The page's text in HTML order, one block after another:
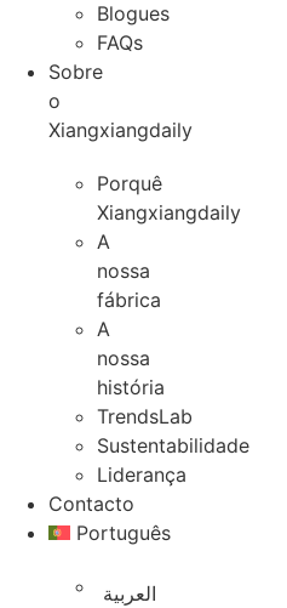
Blogues
FAQs
Sobre
o
Xiangxiangdaily
Porquê
Xiangxiangdaily
A
nossa
fábrica
A
nossa
história
TrendsLab
Sustentabilidade
Liderança
Contacto
Português
العربية